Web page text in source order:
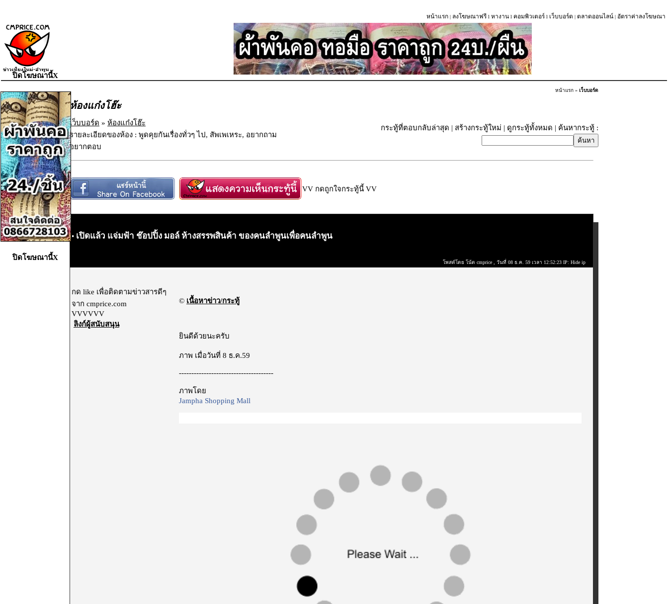
หน้าแรก | ลงโฆษณาฟรี l หางาน l คอมพิวเตอร์ l เว็บบอร์ด | ตลาดออนไลน์ | อัตราค่าลงโฆษณา
หน้าแรก » เว็บบอร์ด
ห้องแก๋งโฮ๊ะ
เว็บบอร์ด » ห้องแก๋งโฮ๊ะ
รายละเอียดของห้อง : พูดคุยกันเรื่องทั่วๆ ไป, สัพเพเหระ, อยากถาม
อยากตอบ
กระทู้ที่ตอบกลับล่าสุด | สร้างกระทู้ใหม่ | ดูกระทู้ทั้งหมด | ค้นหากระทู้ :
VV กดถูกใจกระทู้นี้ VV
• เปิดแล้ว แจ่มฟ้า ช๊อปปิ้ง มอล์ ห้างสรรพสินค้า ของคนลำพูนเพื่อคนลำพูน
โพสต์โดย โน้ต cmprice , วันที่ 08 ธ.ค. 59 เวลา 12:52:23 IP: Hide ip
กด like เพื่อติดตามข่าวสารดีๆ
จาก cmprice.com
VVVVVV
ลิงก์ผู้สนับสนุน
© เนื้อหาข่าว/กระทู้
ยินดีด้วยนะครับ
ภาพ เมื่อวันที่ 8 ธ.ค.59
--------------------------------------
ภาพโดย
Jampha Shopping Mall
ปิดโฆษณานี้X
ปิดโฆษณานี้X